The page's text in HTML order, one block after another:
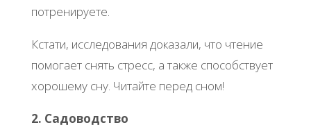
потренируете.
Кстати, исследования доказали, что чтение
помогает снять стресс, а также способствует
хорошему сну. Читайте перед сном!
2. Садоводство